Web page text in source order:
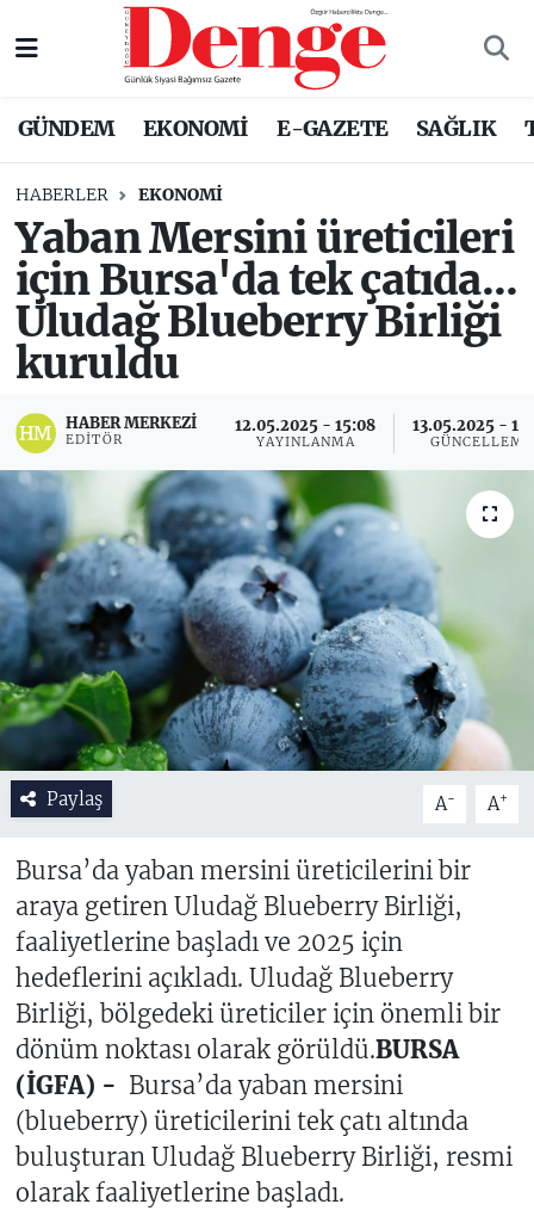
GÜNDEM EKONOMİ E-GAZETE SAĞLIK
HABERLER EKONOMİ
Yaban Mersini üreticileri
için Bursa'da tek çatıda...
Uludağ Blueberry Birliği
kuruldu
HABER MERKEZI
EDITÖR
12.05.2025 - 15:08
YAYINLANMA
13.05.2025 -
GÜNCELLEME
Paylaş A- A+
Bursa’da yaban mersini üreticilerini bir
araya getiren Uludağ Blueberry Birliği,
faaliyetlerine başladı ve 2025 için
hedeflerini açıkladı. Uludağ Blueberry
Birliği, bölgedeki üreticiler için önemli bir
dönüm noktası olarak görüldü.BURSA
(İGFA) - Bursa’da yaban mersini
(blueberry) üreticilerini tek çatı altında
buluşturan Uludağ Blueberry Birliği, resmi
olarak faaliyetlerine başladı.
Nöbetçi Eczaneler
Trafik Durumu
Süper Lig Puan Durumu ve Fikstür
Tüm Manşetler